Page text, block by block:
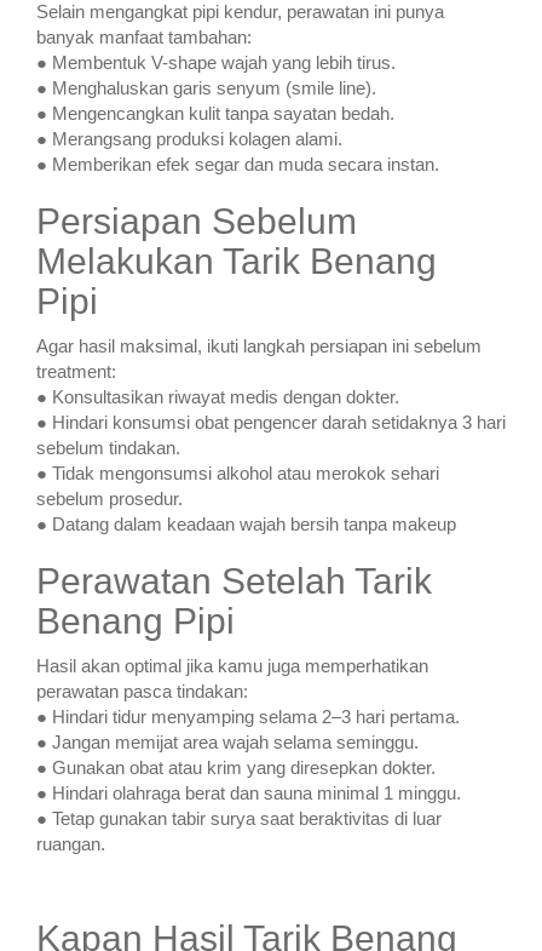
Selain mengangkat pipi kendur, perawatan ini punya
banyak manfaat tambahan:
● Membentuk V-shape wajah yang lebih tirus.
● Menghaluskan garis senyum (smile line).
● Mengencangkan kulit tanpa sayatan bedah.
● Merangsang produksi kolagen alami.
● Memberikan efek segar dan muda secara instan.
Persiapan Sebelum
Melakukan Tarik Benang
Pipi
Agar hasil maksimal, ikuti langkah persiapan ini sebelum
treatment:
● Konsultasikan riwayat medis dengan dokter.
● Hindari konsumsi obat pengencer darah setidaknya 3 hari
sebelum tindakan.
● Tidak mengonsumsi alkohol atau merokok sehari
sebelum prosedur.
● Datang dalam keadaan wajah bersih tanpa makeup
Perawatan Setelah Tarik
Benang Pipi
Hasil akan optimal jika kamu juga memperhatikan
perawatan pasca tindakan:
● Hindari tidur menyamping selama 2–3 hari pertama.
● Jangan memijat area wajah selama seminggu.
● Gunakan obat atau krim yang diresepkan dokter.
● Hindari olahraga berat dan sauna minimal 1 minggu.
● Tetap gunakan tabir surya saat beraktivitas di luar
ruangan.
Kapan Hasil Tarik Benang